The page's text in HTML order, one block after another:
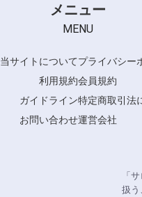
メニュー
MENU
当サイトについてプライバシー
利用規約会員規約
ガイドライン特定商取引法
お問い合わせ運営会社
「
扱う